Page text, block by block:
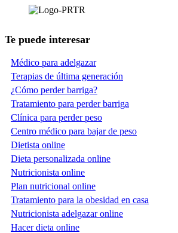
Te puede interesar
Médico para adelgazar
Terapias de última generación
¿Cómo perder barriga?
Tratamiento para perder barriga
Clínica para perder peso
Centro médico para bajar de peso
Dietista online
Dieta personalizada online
Nutricionista online
Plan nutricional online
Tratamiento para la obesidad en casa
Nutricionista adelgazar online
Hacer dieta online